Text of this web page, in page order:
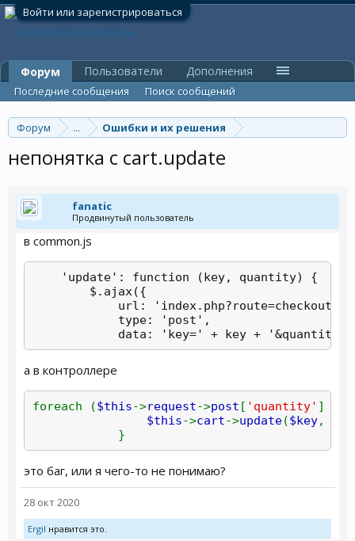
Войти или зарегистрироваться
Форум ... Ошибки и их решения
непонятка с cart.update
fanatic
Продвинутый пользователь
в common.js
    'update': function (key, quantity) {
        $.ajax({
url: 'index.php?route=checkout/
            type: 'post',
data: 'key=' + key +
а в контроллере
foreach ($this->request->post [ 'quantity' ] as
$this->cart->update($key,
}
это баг, или я чего-то не понимаю?
28 окт 2020
Ergil нравится это.
Форум
Последние сообщения Поиск сообщений
Пользователи Дополнения